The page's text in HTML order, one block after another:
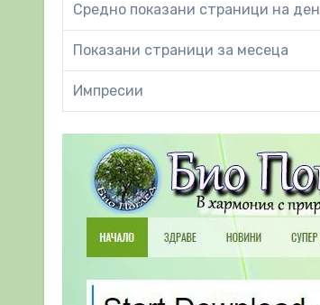
Средно показани страници на ден
Показани страници за месеца
Импресии